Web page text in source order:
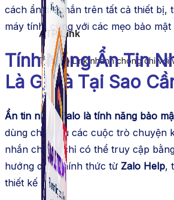
ATP Link
Tạo Bio Link nhanh chóng chỉ với
cách ẩn tin nhắn trên tất cả thiết bị,
máy tính, cùng với các mẹo bảo mật
Tính Năng Ẩn Tin
Là Gì Và Tại Sao
Ẩn tin nhắn Zalo là tính năng bảo
dùng che giấu các cuộc trò chuyện
nhắn chính, chỉ có thể truy cập
hướng dẫn chính thức từ Zalo Help,
thiết kế để: